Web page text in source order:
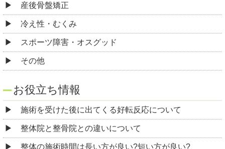
産後骨盤矯正
冷え性・むくみ
スポーツ障害・オスグッド
その他
お役立ち情報
施術を受けた後に出てくる好転反応について
整体院と整骨院との違いについて
整体の施術時間は長い方が良い?短い方が良い?